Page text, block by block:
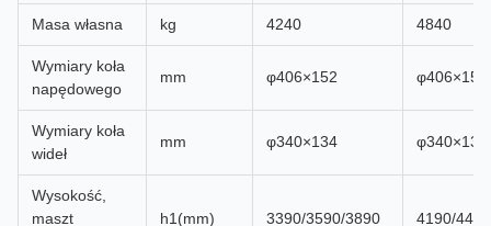
Masa własna kg 4240 4840
Wymiary koła
napędowego
mm φ406×152 φ406×152
Wymiary koła
wideł
mm φ340×134 φ340×134
Wysokość,
maszt
h1(mm) 3390/3590/3890 4190/